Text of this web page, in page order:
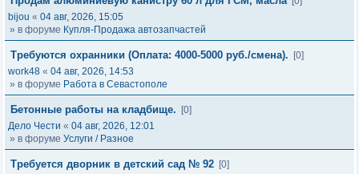
bijou « 04 авг, 2026, 15:05
» в форуме Купля-Продажа автозапчастей
Требуются охранники (Оплата: 4000-5000 руб./смена).
[0]
work48 « 04 авг, 2026, 14:53
» в форуме Работа в Севастополе
Бетонные работы на кладбище.
[0]
Дело Чести « 04 авг, 2026, 12:01
» в форуме Услуги / Разное
Требуется дворник в детский сад № 92 [0]